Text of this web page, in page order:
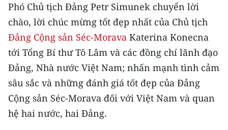
Bắc Trung Bộ
Duyên hải Nam Trung Bộ và Tây
Nguyên
Đông Nam Bộ
Đồng bằng sông Cửu Long
Chuyên trang Hà Nội
Phó Chủ tịch Đảng Petr Simunek chuyển lời
chào, lời chúc mừng tốt đẹp nhất của Chủ tịch
Đảng Cộng sản Séc-Morava Katerina Konecna
tới Tổng Bí thư Tô Lâm và các đồng chí lãnh đạo
Đảng, Nhà nước Việt Nam; nhấn mạnh tình cảm
sâu sắc và những đánh giá tốt đẹp của Đảng
Cộng sản Séc-Morava đối với Việt Nam và quan
hệ hai nước, hai Đảng.